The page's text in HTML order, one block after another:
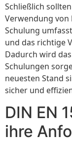
Schließlich
Verwendung von
Schulung
und das richtige
Dadurch wird
Schulungen
neuesten Stand
sicher und
DIN EN
ihre